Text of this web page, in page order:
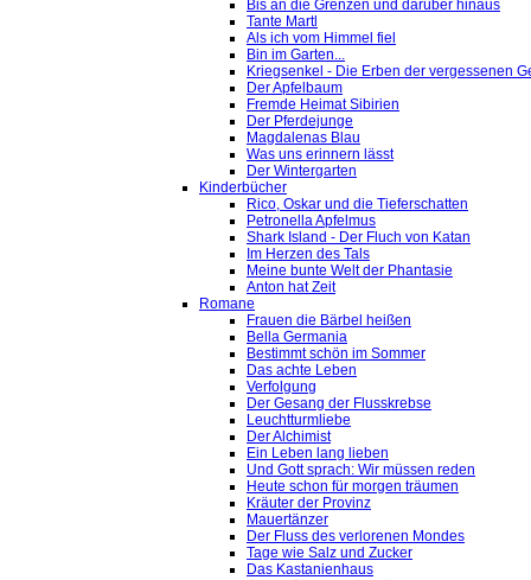
Bis an die Grenzen und darüber hinaus
Tante Martl
Als ich vom Himmel fiel
Bin im Garten...
Kriegsenkel - Die Erben der vergessenen
Der Apfelbaum
Fremde Heimat Sibirien
Der Pferdejunge
Magdalenas Blau
Was uns erinnern lässt
Der Wintergarten
Kinderbücher
Rico, Oskar und die Tieferschatten
Petronella Apfelmus
Shark Island - Der Fluch von Katan
Im Herzen des Tals
Meine bunte Welt der Phantasie
Anton hat Zeit
Romane
Frauen die Bärbel heißen
Bella Germania
Bestimmt schön im Sommer
Das achte Leben
Verfolgung
Der Gesang der Flusskrebse
Leuchtturmliebe
Der Alchimist
Ein Leben lang lieben
Und Gott sprach: Wir müssen reden
Heute schon für morgen träumen
Kräuter der Provinz
Mauertänzer
Der Fluss des verlorenen Mondes
Tage wie Salz und Zucker
Das Kastanienhaus